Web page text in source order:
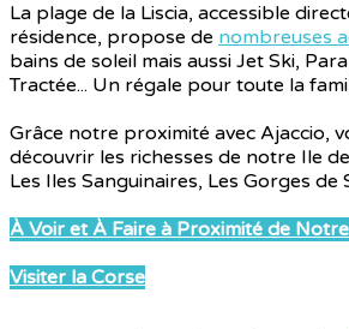
La plage de la Liscia, accessible
résidence, propose de nombreuses
bains de soleil mais aussi Jet Ski,
Tractée... Un régale pour toute la
Grâce notre proximité avec Ajaccio,
découvrir les richesses de notre Ile
Les Iles Sanguinaires, Les Gorges de
À Voir et À Faire à Proximité de
Visiter la Corse